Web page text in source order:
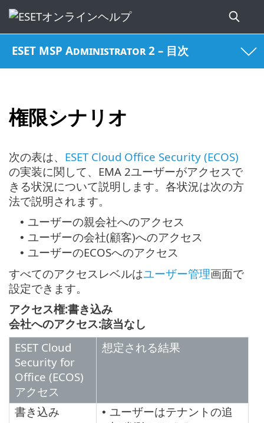
ESET MSP Administrator 2 – 目次
権限シナリオ
次の表は、 ESET Cloud Office Security (ECOS)
の実装に関して、EMA 2ユーザーがアクセスで
きる状況について説明します。各状況は次の方
法で説明されます。
• ユーザーの親会社へのアクセス
• ユーザーの会社(顧客)へのアクセス
• ユーザーのECOSへのアクセス
すべてのアクセスレベルはユーザー管理画面で
設定できます。
アクセス権:書き込み
会社へのアクセス:該当なし
ESET Cloud
Security for
Office (ECOS)
アクセス
想定される結果
書き込み • ユーザーはテナントの追